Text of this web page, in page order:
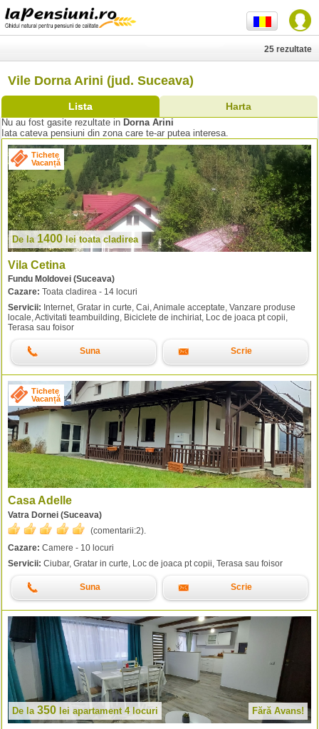
Vile Dorna Arini (jud. Suceava)
Lista Harta
25 rezultate
Nu au fost gasite rezultate in Dorna Arini
Iata cateva pensiuni din zona care te-ar putea interesa.
Tichete
Vacanță
De la 1400 lei toata cladirea
Vila Cetina
Fundu Moldovei (Suceava)
Cazare: Toata cladirea - 14 locuri
Servicii: Internet, Gratar in curte, Cai, Animale acceptate, Vanzare produse
locale, Activitati teambuilding, Biciclete de inchiriat, Loc de joaca pt copii,
Terasa sau foisor
Suna Scrie
Tichete
Vacanță
Casa Adelle
Vatra Dornei (Suceava)
(comentarii:2).
Cazare: Camere - 10 locuri
Servicii: Ciubar, Gratar in curte, Loc de joaca pt copii, Terasa sau foisor
Suna Scrie
De la 350 lei apartament 4 locuri Fără Avans!